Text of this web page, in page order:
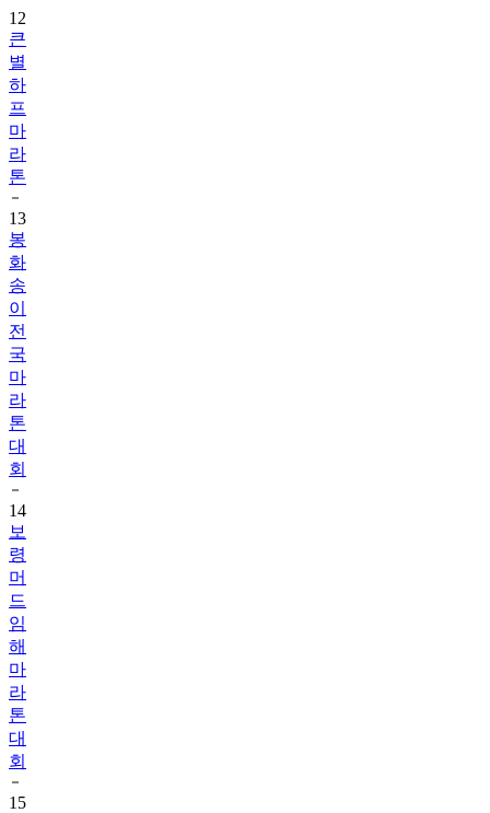
12
큰
별
하
프
마
라
톤
13
봉
화
송
이
전
국
마
라
톤
대
회
14
보
령
머
드
임
해
마
라
톤
대
회
15